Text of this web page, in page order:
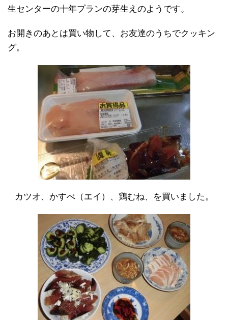
生センターの十年プランの芽生えのようです。
お開きのあとは買い物して、お友達のうちでクッキン
グ。
カツオ、かすべ（エイ）、鶏むね、を買いました。